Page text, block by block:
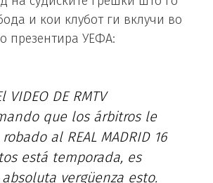
и кои клубот ги вклучи во
презентира УЕФА:
VIDEO DE RMTV
que los árbitros le
al REAL MADRID 16
está temporada, es
vergüenza esto.